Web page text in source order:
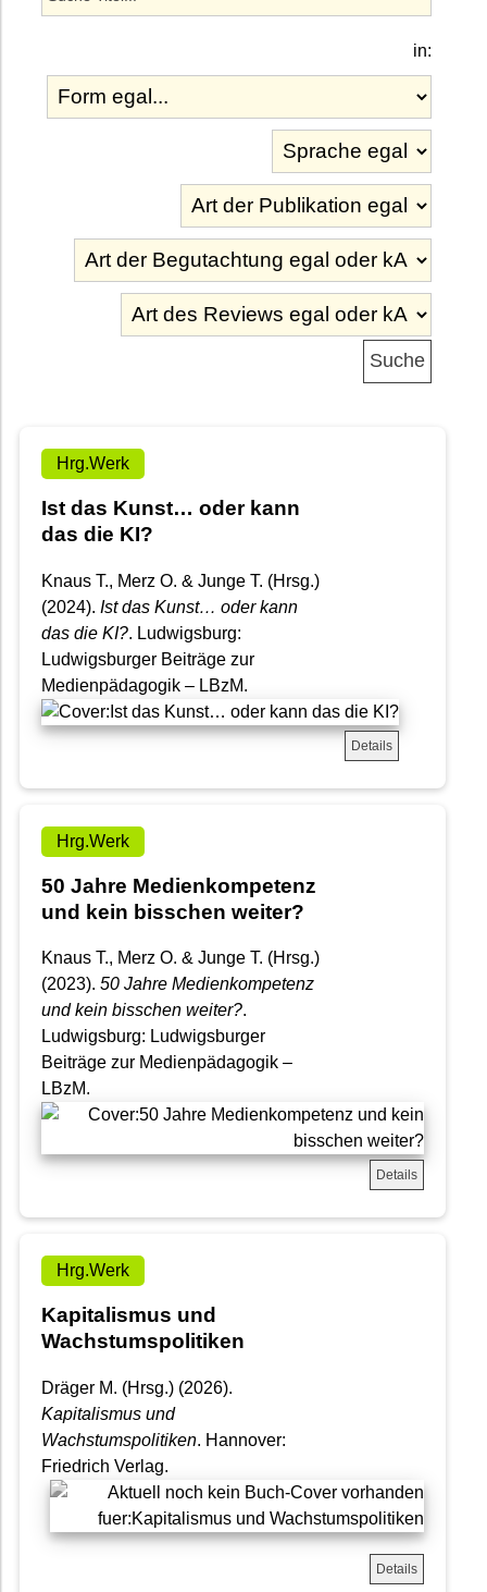
in:
Hrg.Werk
Ist das Kunst… oder kann
das die KI?
Knaus T., Merz O. & Junge T. (Hrsg.)
(2024). Ist das Kunst… oder kann
das die KI?. Ludwigsburg:
Ludwigsburger Beiträge zur
Medienpädagogik – LBzM.
Details
Hrg.Werk
50 Jahre Medienkompetenz
und kein bisschen weiter?
Knaus T., Merz O. & Junge T. (Hrsg.)
(2023). 50 Jahre Medienkompetenz
und kein bisschen weiter?.
Ludwigsburg: Ludwigsburger
Beiträge zur Medienpädagogik –
LBzM.
Details
Hrg.Werk
Kapitalismus und
Wachstumspolitiken
Dräger M. (Hrsg.) (2026).
Kapitalismus und
Wachstumspolitiken. Hannover:
Friedrich Verlag.
Details